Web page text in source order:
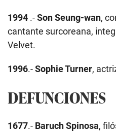
1994 .-Son Seung-wan,
cantante surcoreana,
Velvet.
1996.-Sophie Turner,
DEFUNCIONES
1677.- Baruch Spinosa,